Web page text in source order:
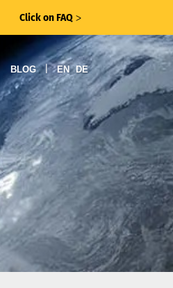
Click on FAQ ᐳ
BLOG | EN DE